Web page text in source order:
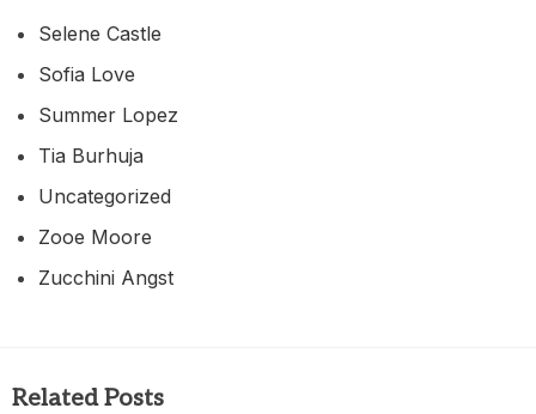
Selene Castle
Sofia Love
Summer Lopez
Tia Burhuja
Uncategorized
Zooe Moore
Zucchini Angst
Related Posts